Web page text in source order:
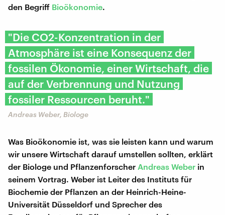
den Begriff Bioökonomie.
"Die CO2-Konzentration in der
Atmosphäre ist eine Konsequenz der
fossilen Ökonomie, einer Wirtschaft, die
auf der Verbrennung und Nutzung
fossiler Ressourcen beruht."
Andreas Weber, Biologe
Was Bioökonomie ist, was sie leisten kann und warum
wir unsere Wirtschaft darauf umstellen sollten, erklärt
der Biologe und Pflanzenforscher Andreas Weber in
seinem Vortrag. Weber ist Leiter des Instituts für
Biochemie der Pflanzen an der Heinrich-Heine-
Universität Düsseldorf und Sprecher des